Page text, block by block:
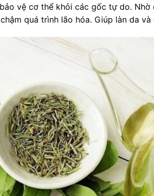
vệ cơ thể khỏi các gốc tự do.
quá trình lão hóa. Giúp làn da